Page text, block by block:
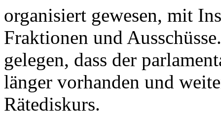
organisiert gewesen, mit
Fraktionen und
gelegen, dass der
länger vorhanden und
Rätediskurs.